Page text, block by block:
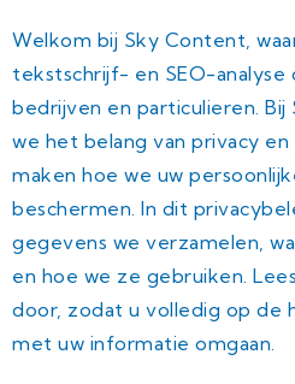
Welkom bij Sky Content,
tekstschrijf- en SEO-analyse
bedrijven en particulieren.
we het belang van privacy en
maken hoe we uw
beschermen. In dit
gegevens we verzamelen,
en hoe we ze gebruiken.
door, zodat u volledig op de
met uw informatie omgaan.